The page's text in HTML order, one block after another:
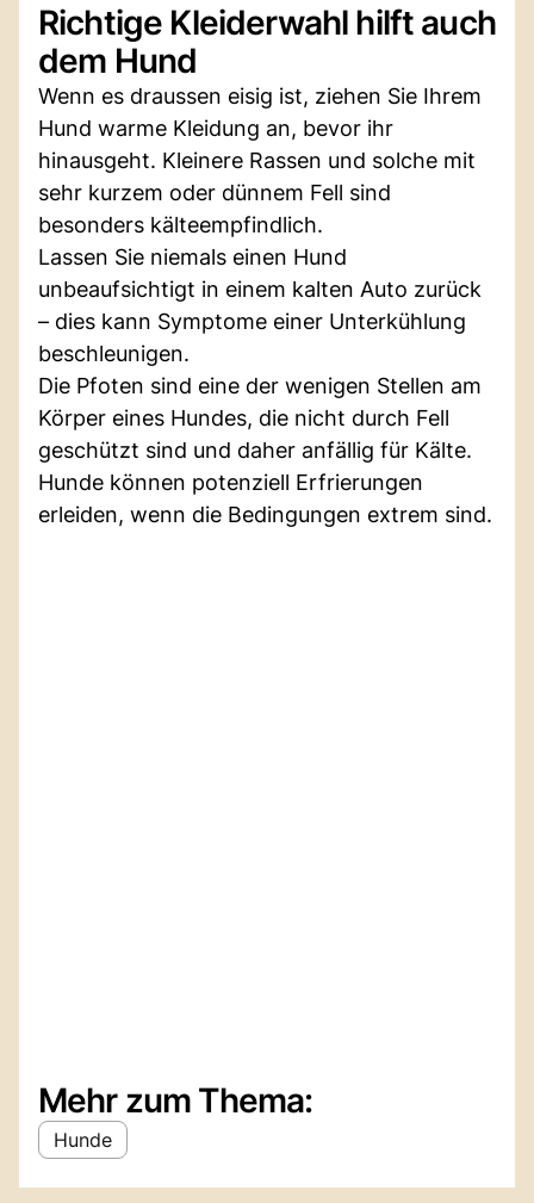
Richtige Kleiderwahl hilft auch
dem Hund
Wenn es draussen eisig ist, ziehen Sie Ihrem
Hund warme Kleidung an, bevor ihr
hinausgeht. Kleinere Rassen und solche mit
sehr kurzem oder dünnem Fell sind
besonders kälteempfindlich.
Lassen Sie niemals einen Hund
unbeaufsichtigt in einem kalten Auto zurück
– dies kann Symptome einer Unterkühlung
beschleunigen.
Die Pfoten sind eine der wenigen Stellen am
Körper eines Hundes, die nicht durch Fell
geschützt sind und daher anfällig für Kälte.
Hunde können potenziell Erfrierungen
erleiden, wenn die Bedingungen extrem sind.
Mehr zum Thema:
Hunde